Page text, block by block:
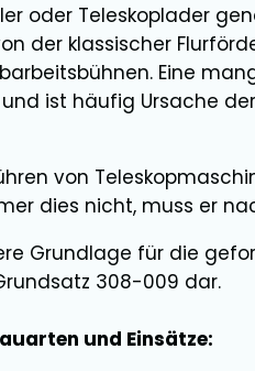
oder Teleskoplader
der klassischer
Eine
ist häufig Ursache
von
dies nicht, muss er
Grundlage für die
308-009 dar.
und Einsätze: